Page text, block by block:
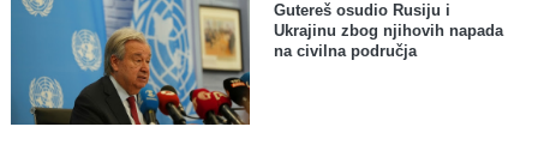
Gutereš osudio Rusiju i
Ukrajinu zbog njihovih napada
na civilna područja